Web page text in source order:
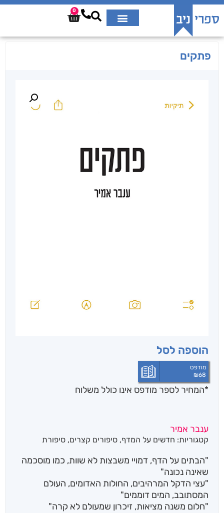
0
פתקים
הוספה לסל
מודפס
₪68
*המחיר לספר מודפס אינו כולל משלוח
ענבר אמיר
קטגוריות: חדשים על המדף, סיפורים קצרים, סיפורת
"הבתים על הדף, דמויי משבצות לא שוות, כמו מוסכמה
שאינה נכונה"
"עצי הדקל המרהיבים, החולות האדומים, העולם
המסתובב, המים דוממים"
"חלום משנה מציאות, זיכרון שמעולם לא קרה"